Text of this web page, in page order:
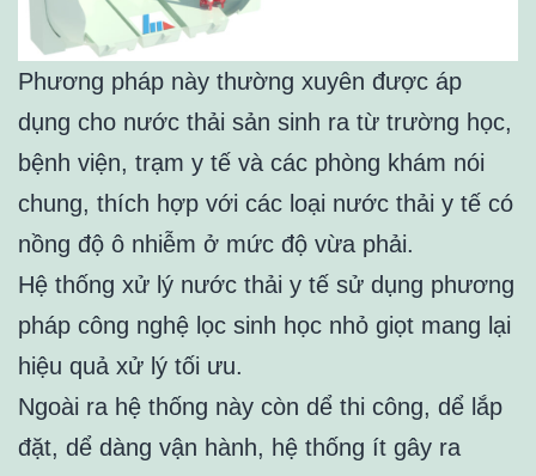
Phương pháp này thường xuyên được áp
dụng cho nước thải sản sinh ra từ trường học,
bệnh viện, trạm y tế và các phòng khám nói
chung, thích hợp với các loại nước thải y tế có
nồng độ ô nhiễm ở mức độ vừa phải.
Hệ thống xử lý nước thải y tế sử dụng phương
pháp công nghệ lọc sinh học nhỏ giọt mang lại
hiệu quả xử lý tối ưu.
Ngoài ra hệ thống này còn dể thi công, dể lắp
đặt, dể dàng vận hành, hệ thống ít gây ra